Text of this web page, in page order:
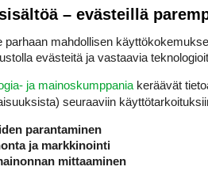
– evästeillä
parhaan mahdollisen
evästeitä ja vastaavia
ja mainoskumppania keräävät
seuraaviin
parantaminen
ja markkinointi
mittaaminen